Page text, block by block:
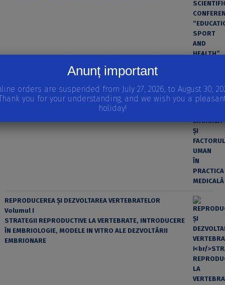
EROAREA ȘI FACTORUL UMAN ÎN PRACTICA MEDICALĂ
REPRODUCEREA ȘI DEZVOLTAREA VERTEBRATELOR
Volumul I
STRATEGII REPRODUCTIVE LA VERTEBRATE, INTRODUCERE
ÎN EMBRIOLOGIE, MODELE IN VITRO ALE DEZVOLTĂRII
EMBRIONARE
Anunț important
orders are suspended from July 27, 2026, to August 30,
you for your understanding, and we wish you a
holiday!